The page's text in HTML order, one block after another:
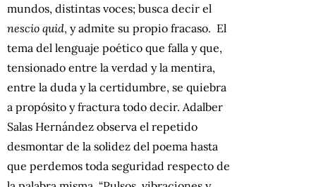
mundos, distintas voces; busca decir el
nescio quid, y admite su propio fracaso. El
tema del lenguaje poético que falla y que,
tensionado entre la verdad y la mentira,
entre la duda y la certidumbre, se quiebra
a propósito y fractura todo decir. Adalber
Salas Hernández observa el repetido
desmontar de la solidez del poema hasta
que perdemos toda seguridad respecto de